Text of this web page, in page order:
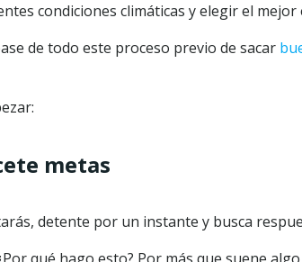
condiciones climáticas y elegir el
de todo este proceso previo de sacar
metas
detente por un instante y busca